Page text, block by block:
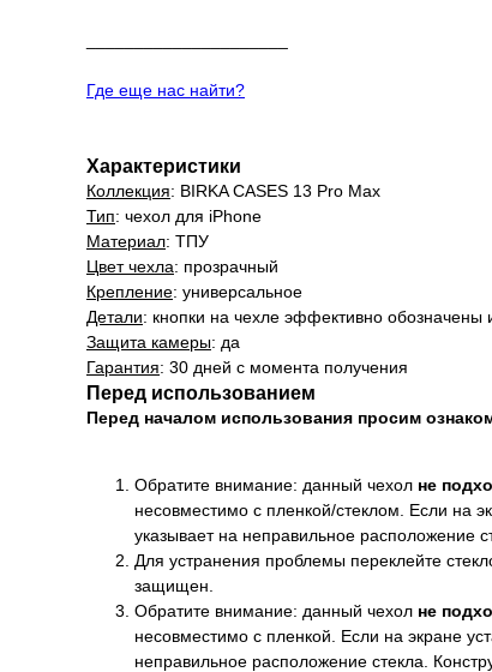
Где еще нас найти?
Характеристики
Коллекция: BIRKA CASES 13 Pro Max
Тип: чехол для iPhone
Материал: ТПУ
Цвет чехла: прозрачный
Крепление: универсальное
Детали: кнопки на чехле эффективно обозначены
Защита камеры: да
Гарантия: 30 дней с момента получения
Перед использованием
Перед началом использования просим
Обратите внимание: данный чехол не
несовместимо с пленкой/стеклом. Если на
указывает на неправильное расположение
Для устранения проблемы переклейте
защищен.
Обратите внимание: данный чехол не
несовместимо с пленкой. Если на экране
неправильное расположение стекла.